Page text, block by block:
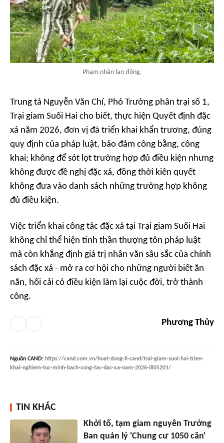
Phạm nhân lao động.
Trung tá Nguyễn Văn Chí, Phó Trưởng phân trại số 1,
Trại giam Suối Hai cho biết, thực hiện Quyết định đặc
xá năm 2026, đơn vị đã triển khai khẩn trương, đúng
quy định của pháp luật, bảo đảm công bằng, công
khai; không để sót lọt trường hợp đủ điều kiện nhưng
không được đề nghị đặc xá, đồng thời kiên quyết
không đưa vào danh sách những trường hợp không
đủ điều kiện.
Việc triển khai công tác đặc xá tại Trại giam Suối Hai
không chỉ thể hiện tinh thần thượng tôn pháp luật
mà còn khẳng định giá trị nhân văn sâu sắc của chính
sách đặc xá - mở ra cơ hội cho những người biết ăn
năn, hối cải có điều kiện làm lại cuộc đời, trở thành
công.
Phương Thủy
Nguồn CAND: https://cand.com.vn/hoat-dong-ll-cand/trai-giam-suoi-hai-trien-
khai-nghiem-tuc-minh-bach-cong-tac-dac-xa-nam-2026-i805201/
TIN KHÁC
Khởi tố, tạm giam nguyên Trưởng
Ban quản lý 'Chung cư 1050 căn'